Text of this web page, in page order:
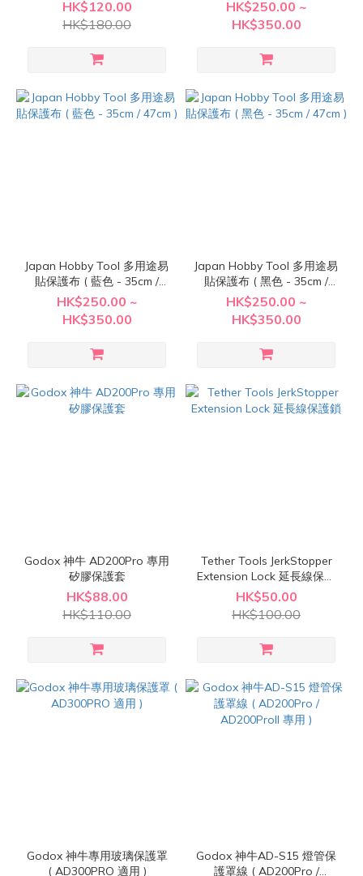
HK$120.00
HK$180.00
HK$250.00 ~
HK$350.00
Japan Hobby Tool 多用途易
貼保護布 ( 藍色 - 35cm /
47cm )
HK$250.00 ~
HK$350.00
Japan Hobby Tool 多用途易
貼保護布 ( 黑色 - 35cm /
47cm )
HK$250.00 ~
HK$350.00
Godox 神牛 AD200Pro 專用
矽膠保護套
HK$88.00
HK$110.00
Tether Tools JerkStopper
Extension Lock 延長線保護
鎖
HK$50.00
HK$100.00
Godox 神牛專用玻璃保護罩
( AD300PRO 適用 )
Godox 神牛AD-S15 燈管保
護罩線 ( AD200Pro /